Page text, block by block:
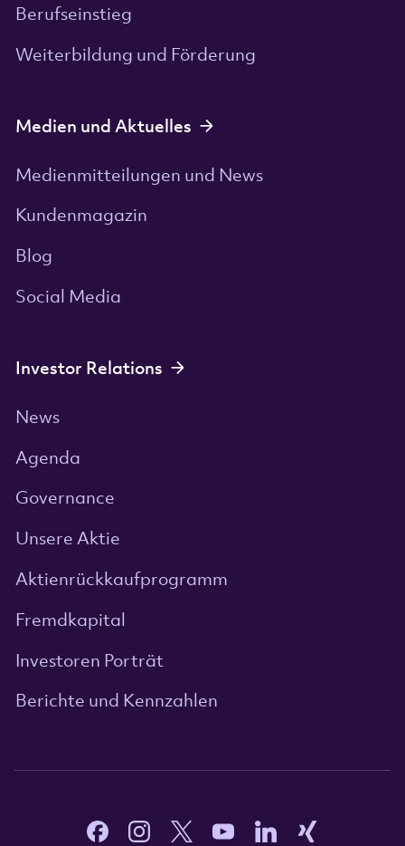
Berufseinstieg
Weiterbildung und Förderung
Medien und Aktuelles
Medienmitteilungen und News
Kundenmagazin
Blog
Social Media
Investor Relations
News
Agenda
Governance
Unsere Aktie
Aktienrückkaufprogramm
Fremdkapital
Investoren Porträt
Berichte und Kennzahlen